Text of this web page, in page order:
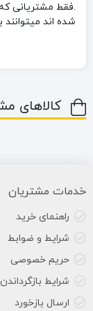
.فقط مشتریانی
شده اند
کالاهای
خدمات مشتریان
راهنمای خرید
شرایط و ضوابط
حریم خصوصی
شرایط بازگرداندن
ارسال بازخورد